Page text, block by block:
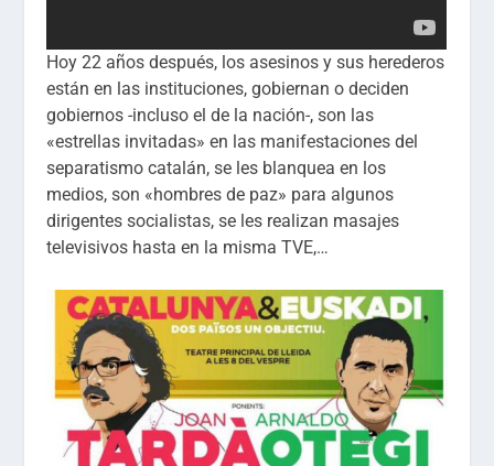
Hoy 22 años después, los asesinos y sus herederos
están en las instituciones, gobiernan o deciden
gobiernos -incluso el de la nación-, son las
«estrellas invitadas» en las manifestaciones del
separatismo catalán, se les blanquea en los
medios, son «hombres de paz» para algunos
dirigentes socialistas, se les realizan masajes
televisivos hasta en la misma TVE,…